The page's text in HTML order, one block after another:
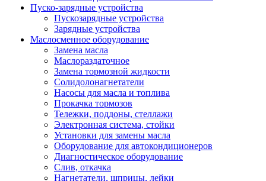
Пуско-зарядные устройства
Пускозарядные устройства
Зарядные устройства
Маслосменное оборудование
Замена масла
Маслораздаточное
Замена тормозной жидкости
Солидолонагнетатели
Насосы для масла и топлива
Прокачка тормозов
Тележки, поддоны, стеллажи
Электронная система, стойки
Установки для замены масла
Оборудование для автокондиционеров
Диагностическое оборудование
Слив, откачка
Нагнетатели, шприцы, лейки